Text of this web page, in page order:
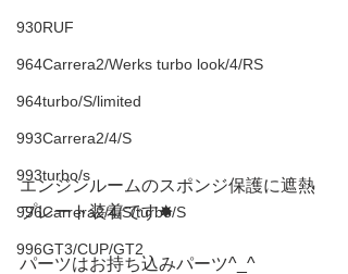
930RUF
964Carrera2/Werks turbo look/4/RS
964turbo/S/limited
993Carrera2/4/S
993turbo/s
996Carrera2/4/S/turbo/S
996GT3/CUP/GT2
エンジンルームのスポンジ保護に遮熱
プレート装着です✸
パーツはお持ち込みパーツ^_^